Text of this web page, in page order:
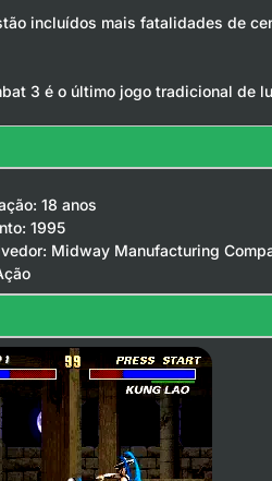
incluídos mais fatalidades de
3 é o último jogo tradicional de
18 anos
1995
Midway Manufacturing